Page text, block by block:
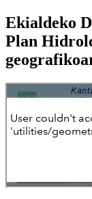
Ekialdeko
Plan